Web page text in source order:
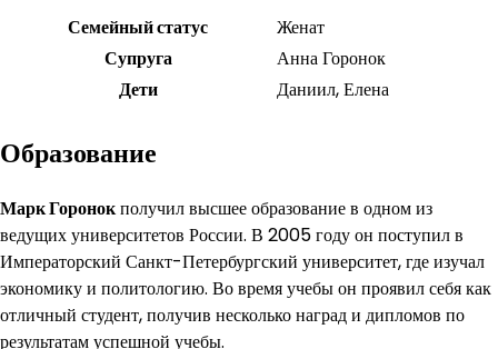
Семейный статус
Женат
Супруга
Анна Горонок
Дети
Даниил, Елена
Образование
Марк Горонокполучил высшее образование в одном из
ведущих университетов России. В 2005 году он поступил в
Императорский Санкт-Петербургский университет, где изучал
экономику и политологию. Во время учебы он проявил себя как
отличный студент, получив несколько наград и дипломов по
результатам успешной учебы.